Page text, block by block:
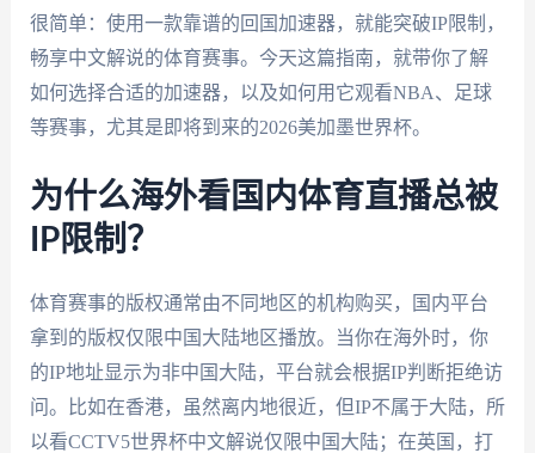
很简单：使用一款靠谱的回国加速器，就能突破IP限制，
畅享中文解说的体育赛事。今天这篇指南，就带你了解
如何选择合适的加速器，以及如何用它观看NBA、足球
等赛事，尤其是即将到来的2026美加墨世界杯。
为什么海外看国内体育直播总被
IP限制？
体育赛事的版权通常由不同地区的机构购买，国内平台
拿到的版权仅限中国大陆地区播放。当你在海外时，你
的IP地址显示为非中国大陆，平台就会根据IP判断拒绝访
问。比如在香港，虽然离内地很近，但IP不属于大陆，所
以看CCTV5世界杯中文解说仅限中国大陆；在英国，打